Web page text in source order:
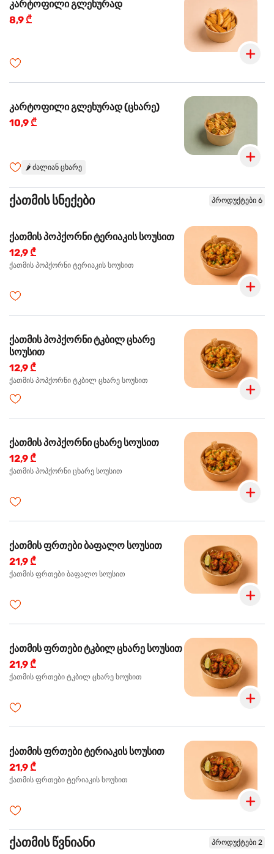
კარტოფილი გლეხურად
8,9 ₾
კარტოფილი გლეხურად (ცხარე)
10,9 ₾
🌶️ ძალიან ცხარე
ქათმის სნექები პროდუქტები 6
ქათმის პოპქორნი ტერიაკის სოუსით
12,9 ₾
ქათმის პოპქორნი ტერიაკის სოუსით
ქათმის პოპქორნი ტკბილ ცხარე
სოუსით
12,9 ₾
ქათმის პოპქორნი ტკბილ ცხარე სოუსით
ქათმის პოპქორნი ცხარე სოუსით
12,9 ₾
ქათმის პოპქორნი ცხარე სოუსით
ქათმის ფრთები ბაფალო სოუსით
21,9 ₾
ქათმის ფრთები ბაფალო სოუსით
ქათმის ფრთები ტკბილ ცხარე სოუსით
21,9 ₾
ქათმის ფრთები ტკბილ ცხარე სოუსით
ქათმის ფრთები ტერიაკის სოუსით
21,9 ₾
ქათმის ფრთები ტერიაკის სოუსით
ქათმის წვნიანი პროდუქტები 2